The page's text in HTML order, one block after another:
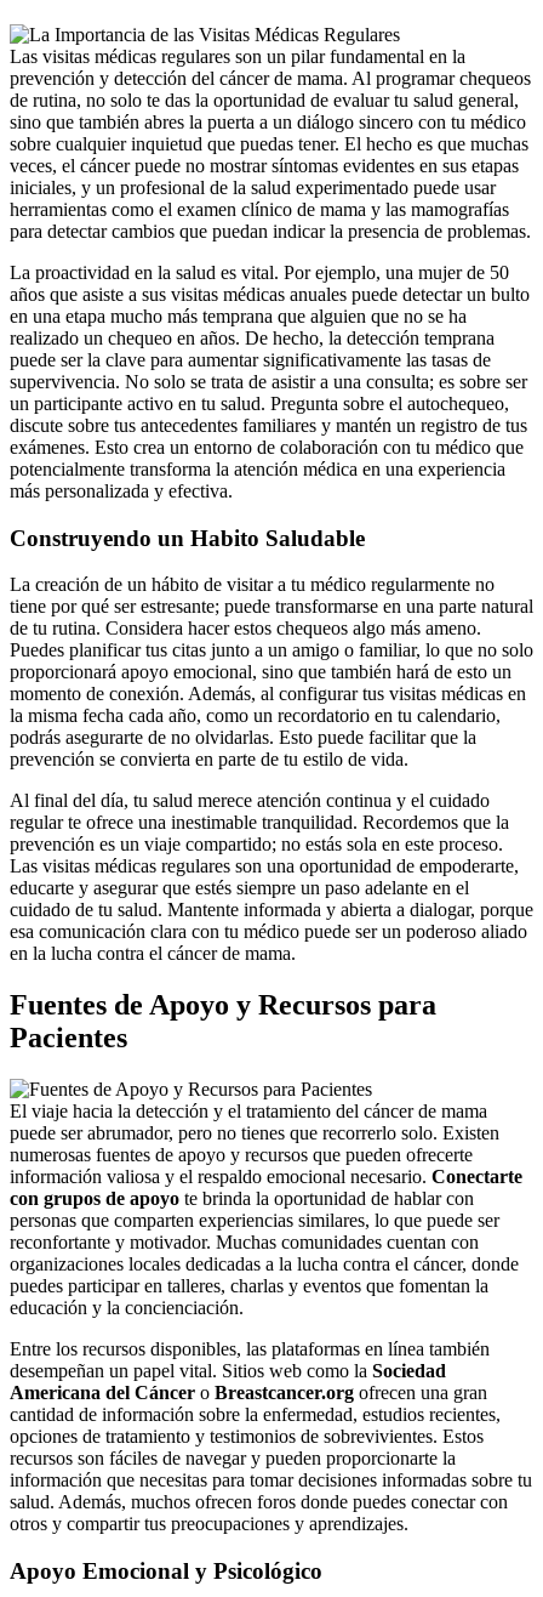
Las visitas médicas regulares son un pilar fundamental en la
prevención y detección del cáncer de mama. Al programar chequeos
de rutina, no solo te das la oportunidad de evaluar tu salud general,
sino que también abres la puerta a un diálogo sincero con tu médico
sobre cualquier inquietud que puedas tener. El hecho es que muchas
veces, el cáncer puede no mostrar síntomas evidentes en sus etapas
iniciales, y un profesional de la salud experimentado puede usar
herramientas como el examen clínico de mama y las mamografías
para detectar cambios que puedan indicar la presencia de problemas.
La proactividad en la salud es vital. Por ejemplo, una mujer de 50
años que asiste a sus visitas médicas anuales puede detectar un bulto
en una etapa mucho más temprana que alguien que no se ha
realizado un chequeo en años. De hecho, la detección temprana
puede ser la clave para aumentar significativamente las tasas de
supervivencia. No solo se trata de asistir a una consulta; es sobre ser
un participante activo en tu salud. Pregunta sobre el autochequeo,
discute sobre tus antecedentes familiares y mantén un registro de tus
exámenes. Esto crea un entorno de colaboración con tu médico que
potencialmente transforma la atención médica en una experiencia
más personalizada y efectiva.
Construyendo un Habito Saludable
La creación de un hábito de visitar a tu médico regularmente no
tiene por qué ser estresante; puede transformarse en una parte natural
de tu rutina. Considera hacer estos chequeos algo más ameno.
Puedes planificar tus citas junto a un amigo o familiar, lo que no solo
proporcionará apoyo emocional, sino que también hará de esto un
momento de conexión. Además, al configurar tus visitas médicas en
la misma fecha cada año, como un recordatorio en tu calendario,
podrás asegurarte de no olvidarlas. Esto puede facilitar que la
prevención se convierta en parte de tu estilo de vida.
Al final del día, tu salud merece atención continua y el cuidado
regular te ofrece una inestimable tranquilidad. Recordemos que la
prevención es un viaje compartido; no estás sola en este proceso.
Las visitas médicas regulares son una oportunidad de empoderarte,
educarte y asegurar que estés siempre un paso adelante en el
cuidado de tu salud. Mantente informada y abierta a dialogar, porque
esa comunicación clara con tu médico puede ser un poderoso aliado
en la lucha contra el cáncer de mama.
Fuentes de Apoyo y Recursos para
Pacientes
El viaje hacia la detección y el tratamiento del cáncer de mama
puede ser abrumador, pero no tienes que recorrerlo solo. Existen
numerosas fuentes de apoyo y recursos que pueden ofrecerte
información valiosa y el respaldo emocional necesario. Conectarte
con grupos de apoyo te brinda la oportunidad de hablar con
personas que comparten experiencias similares, lo que puede ser
reconfortante y motivador. Muchas comunidades cuentan con
organizaciones locales dedicadas a la lucha contra el cáncer, donde
puedes participar en talleres, charlas y eventos que fomentan la
educación y la concienciación.
Entre los recursos disponibles, las plataformas en línea también
desempeñan un papel vital. Sitios web como la Sociedad
Americana del Cáncer o Breastcancer.org ofrecen una gran
cantidad de información sobre la enfermedad, estudios recientes,
opciones de tratamiento y testimonios de sobrevivientes. Estos
recursos son fáciles de navegar y pueden proporcionarte la
información que necesitas para tomar decisiones informadas sobre tu
salud. Además, muchos ofrecen foros donde puedes conectar con
otros y compartir tus preocupaciones y aprendizajes.
Apoyo Emocional y Psicológico